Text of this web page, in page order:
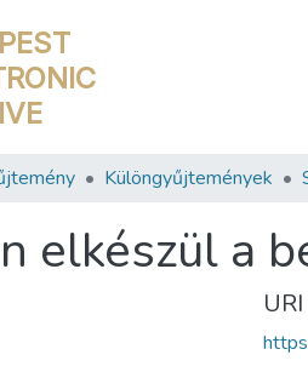
Különgyűjtemények
elkészül a
URI